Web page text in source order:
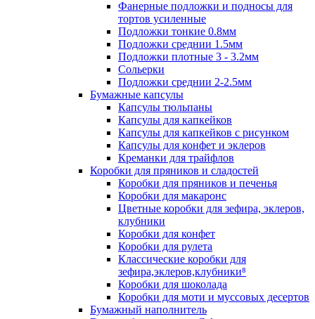
Фанерные подложки и подносы для
тортов усиленные
Подложки тонкие 0.8мм
Подложки среднии 1.5мм
Подложки плотные 3 - 3.2мм
Сольерки
Подложки среднии 2-2.5мм
Бумажные капсулы
Капсулы тюльпаны
Капсулы для капкейков
Капсулы для капкейков с рисунком
Капсулы для конфет и эклеров
Креманки для трайфлов
Коробки для пряников и сладостей
Коробки для пряников и печенья
Коробки для макаронс
Цветные коробки для зефира, эклеров,
клубники
Коробки для конфет
Коробки для рулета
Классические коробки для
зефира,эклеров,клубники⁸
Коробки для шоколада
Коробки для моти и муссовых десертов
Бумажный наполнитель